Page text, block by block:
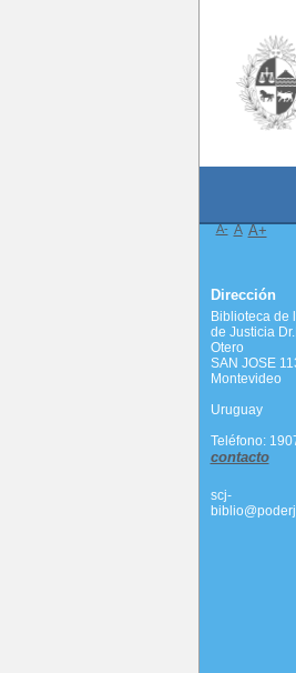
A- A A+
Dirección
Biblioteca de
de Justicia
Otero
SAN JOSE
Montevideo
Uruguay
Teléfono:
contacto
scj-